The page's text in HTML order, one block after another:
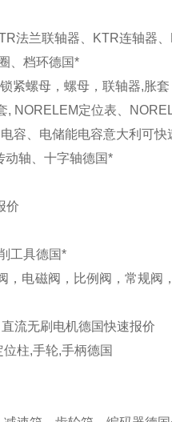
法兰联轴器、KTR连轴器
、档环德国*
紧螺母，螺母，联轴器,胀
, NORELEM定位表、
容、电储能电容意大利可快
动轴、十字轴德国*
价
工具德国*
，电磁阀，比例阀，常规阀
流无刷电机德国快速报价
柱,手轮,手柄德国